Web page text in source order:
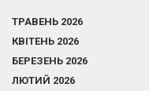
ТРАВЕНЬ 2026
КВІТЕНЬ 2026
БЕРЕЗЕНЬ 2026
ЛЮТИЙ 2026